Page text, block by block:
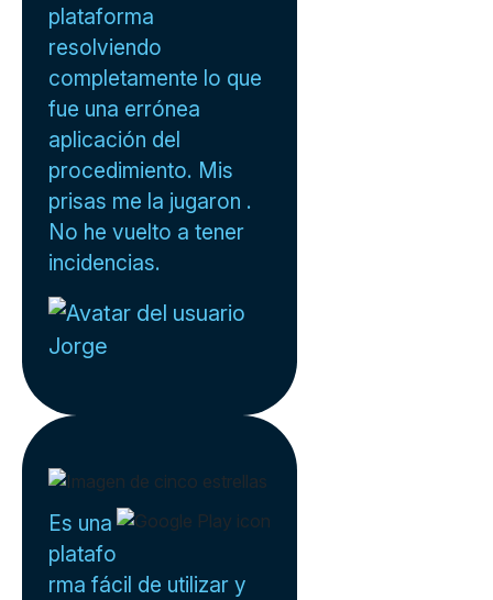
plataforma
resolviendo
completamente lo que
fue una errónea
aplicación del
procedimiento. Mis
prisas me la jugaron .
No he vuelto a tener
incidencias.
Jorge
Es una
platafo
rma fácil de utilizar y